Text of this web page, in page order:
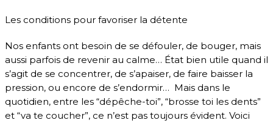
Les conditions pour favoriser la détente
Nos enfants ont besoin de se défouler, de bouger, mais
aussi parfois de revenir au calme… État bien utile quand il
s’agit de se concentrer, de s’apaiser, de faire baisser la
pression, ou encore de s’endormir… Mais dans le
quotidien, entre les “dépêche-toi”, “brosse toi les dents”
et “va te coucher”, ce n’est pas toujours évident. Voici